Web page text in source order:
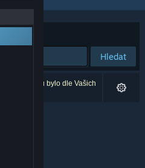
Hledat
2 produktů bylo dle Vašich